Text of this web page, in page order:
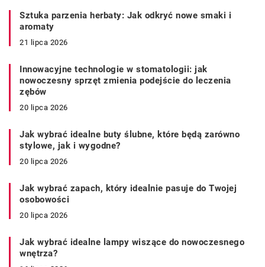
Sztuka parzenia herbaty: Jak odkryć nowe smaki i
aromaty
21 lipca 2026
Innowacyjne technologie w stomatologii: jak
nowoczesny sprzęt zmienia podejście do leczenia
zębów
20 lipca 2026
Jak wybrać idealne buty ślubne, które będą zarówno
stylowe, jak i wygodne?
20 lipca 2026
Jak wybrać zapach, który idealnie pasuje do Twojej
osobowości
20 lipca 2026
Jak wybrać idealne lampy wiszące do nowoczesnego
wnętrza?